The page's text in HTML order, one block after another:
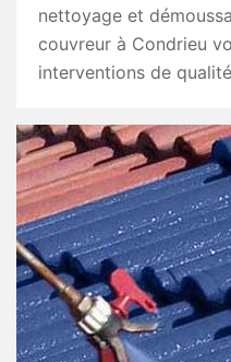
nettoyage et
couvreur à Condrieu
interventions de